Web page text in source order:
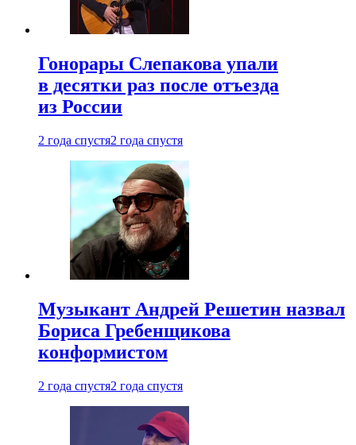
Гонорары Слепакова упали
в десятки раз после отъезда
из России
2 года спустя2 года спустя
Музыкант Андрей Решетин назвал
Бориса Гребенщикова
конформистом
2 года спустя2 года спустя